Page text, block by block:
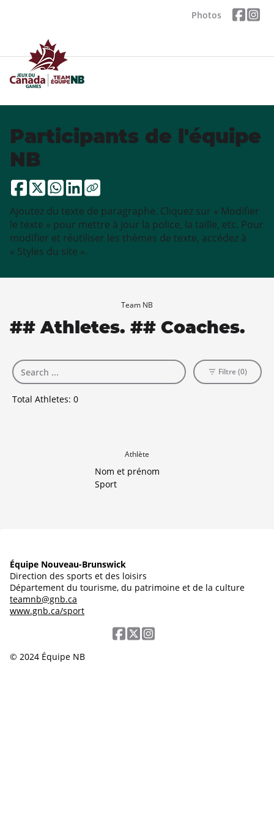
Photos
Participants de l'équipe
NB
Ajoutez du texte de paragraphe. Cliquez sur « Modifier
le texte » pour mettre à jour la police, la taille, etc. Pour
modifier et réutiliser les thèmes de texte, accédez à
« Styles du site ».
Team NB
## Athletes. ## Coaches.
Total Athletes: 0
Filtre (0)
Athlète
Nom et prénom
Sport
Équipe Nouveau-Brunswick
Direction des sports et des loisirs
Département du tourisme, du patrimoine et de la culture
teamnb@gnb.ca
www.gnb.ca/sport
© 2024 Équipe NB